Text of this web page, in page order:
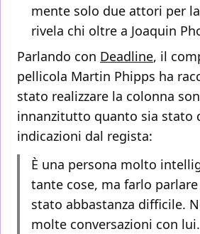
mente solo due attori per
rivela chi oltre a Joaquin
Parlando con Deadline, il
pellicola Martin Phipps ha
stato realizzare la colonna
innanzitutto quanto sia stato
indicazioni dal regista:
È una persona molto
tante cose, ma farlo
stato abbastanza difficile.
molte conversazioni con